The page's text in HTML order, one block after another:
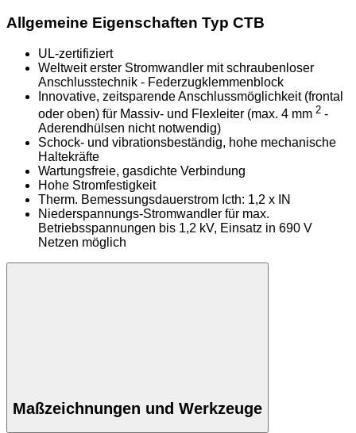
Allgemeine Eigenschaften Typ CTB
UL-zertifiziert
Weltweit erster Stromwandler mit schraubenloser
Anschlusstechnik - Federzugklemmenblock
Innovative, zeitsparende Anschlussmöglichkeit (frontal
oder oben) für Massiv- und Flexleiter (max. 4 mm 2 -
Aderendhülsen nicht notwendig)
Schock- und vibrationsbeständig, hohe mechanische
Haltekräfte
Wartungsfreie, gasdichte Verbindung
Hohe Stromfestigkeit
Therm. Bemessungsdauerstrom Icth: 1,2 x IN
Niederspannungs-Stromwandler für max.
Betriebsspannungen bis 1,2 kV, Einsatz in 690 V
Netzen möglich
Maßzeichnungen und Werkzeuge